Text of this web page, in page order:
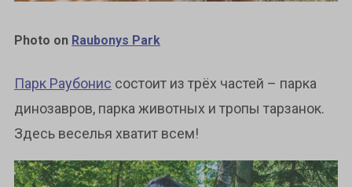
Photo on Raubonys Park
Парк Раубонис состоит из трёх частей – парка
динозавров, парка животных и тропы тарзанок.
Здесь веселья хватит всем!